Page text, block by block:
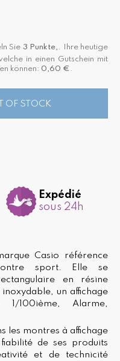
Sie 3 Punkte, . Ihre heutige
in einen Gutschein mit
können: 0,60 € .
OF STOCK
Expédié
sous 24h
Casio référence
sport. Elle se
en résine
un affichage
1/100ième, Alarme,
les montres à affichage
de ses produits
et de technicité